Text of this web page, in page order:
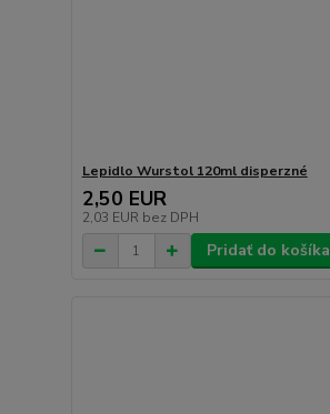
Lepidlo Wurstol 120ml disperzné
2,50 EUR
2,03 EUR bez DPH
Pridať do košíka